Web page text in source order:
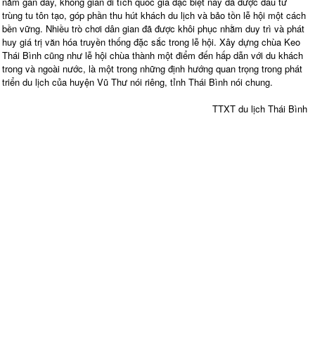
trùng tu tôn tạo, góp phần thu hút khách du lịch và bảo tồn lễ hội một cách
bền vững. Nhiều trò chơi dân gian đã được khôi phục nhằm duy trì và phát
huy giá trị văn hóa truyền thống đặc sắc trong lễ hội. Xây dựng chùa Keo
Thái Bình cũng như lễ hội chùa thành một điểm đến hấp dẫn với du khách
trong và ngoài nước, là một trong những định hướng quan trọng trong phát
triển du lịch của huyện Vũ Thư nói riêng, tỉnh Thái Bình nói chung.
TTXT du lịch Thái Bình